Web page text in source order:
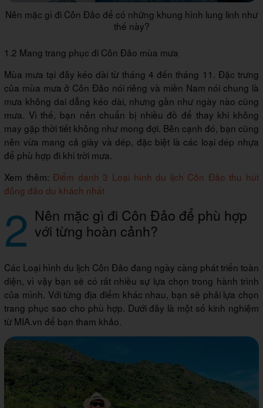
Nên mặc gì đi Côn Đảo để có những khung hình lung linh như
thế này?
1.2 Mang trang phục đi Côn Đảo mùa mưa
Mùa mưa tại đây kéo dài từ tháng 4 đến tháng 11. Đặc trưng
của mùa mưa ở Côn Đảo nói riêng và miền Nam nói chung là
mưa không dai dẳng kéo dài, nhưng gần như ngày nào cũng
mưa. Vì thế, bạn nên chuẩn bị nhiều đồ để thay khi không
may gặp thời tiết không như mong đợi. Bên cạnh đó, bạn cũng
nên vừa mang cả giày và dép, đặc biệt là các loại dép nhựa
để phù hợp đi khi trời mưa.
Xem thêm:Điểm danh 3 Loại hình du lịch Côn Đảo thu hút
đông đảo du khách nhất
2 Nên mặc gì đi Côn Đảo để phù hợp
với từng hoàn cảnh?
Các Loại hình du lịch Côn Đảo đang ngày càng phát triển toàn
diện, vì vậy bạn sẽ có rất nhiều sự lựa chọn trong hành trình
của mình. Với từng địa điểm khác nhau, bạn sẽ phải lựa chọn
trang phục sao cho phù hợp. Dưới đây là một số kinh nghiệm
từ MIA.vn để bạn tham khảo.